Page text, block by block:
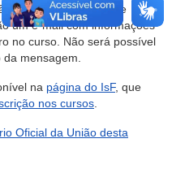
entre os dias 2 e 7 de
um e-mail com informações
no curso. Não será possível
mensagem.
na página do IsF, que
nos cursos
Oficial da União desta